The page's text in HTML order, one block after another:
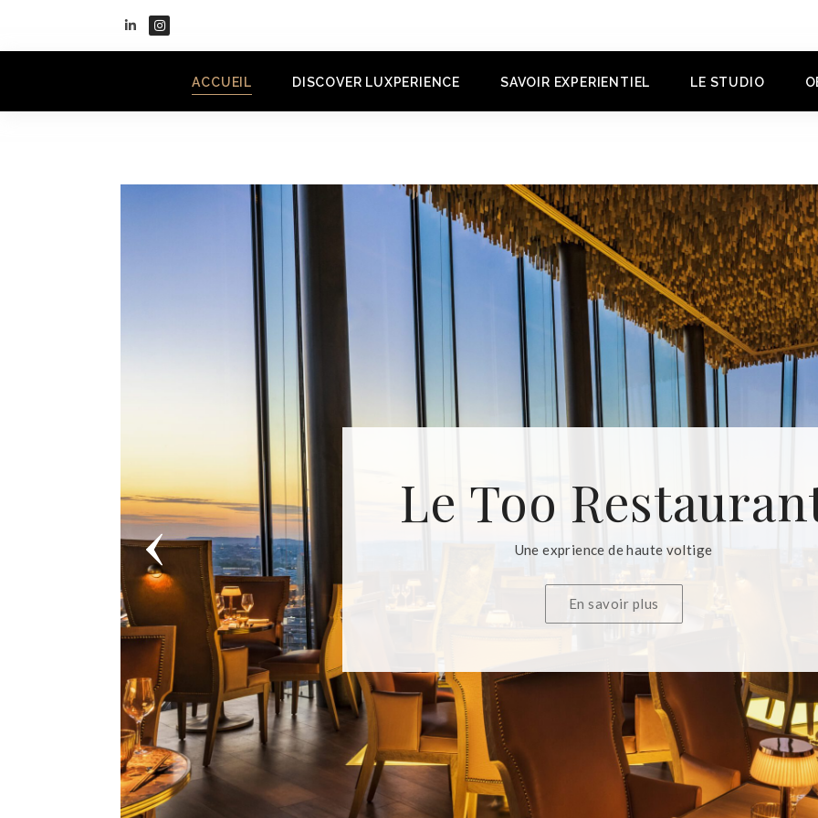
ACCUEIL DISCOVER LUXPERIENCE SAVOIR EXPERIENTIEL LE STUDIO
Le Too
Une exprience de haute voltige
En savoir plus